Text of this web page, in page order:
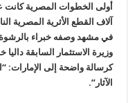
أولى الخطوات المصرية
آلاف القطع الأثرية المصرية
في مشهد وصفه خبراء بالرشوة
وزيرة الاستثمار السابقة
كرسالة واضحة إلى الإمارات:
الآثار”.